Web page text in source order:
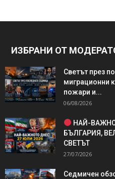
ИЗБРАНИ ОТ
Светът през
миграционни
пожари и...
06/08/2026
НАЙ-
БЪЛГАРИЯ,
СВЕТЪТ
27/07/2026
Седмичен